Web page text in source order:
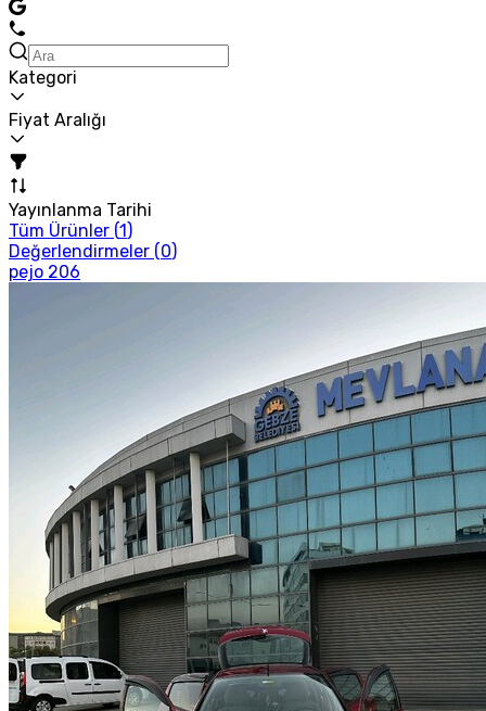
Kategori
Fiyat Aralığı
Yayınlanma Tarihi
Tüm Ürünler (1)
Değerlendirmeler (0)
pejo 206